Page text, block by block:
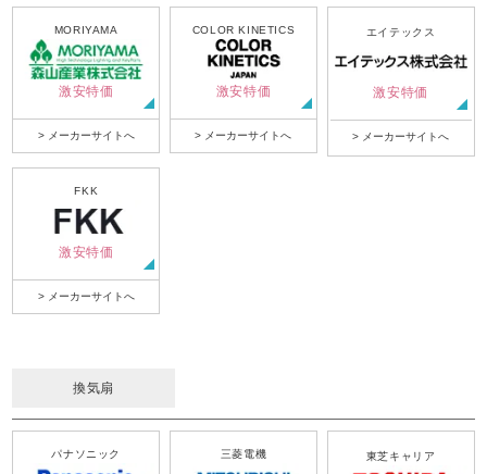
MORIYAMA
激安特価
> メーカーサイトへ
COLOR KINETICS
激安特価
> メーカーサイトへ
エイテックス
激安特価
> メーカーサイトへ
FKK
激安特価
> メーカーサイトへ
換気扇
パナソニック 三菱電機 東芝キャリア